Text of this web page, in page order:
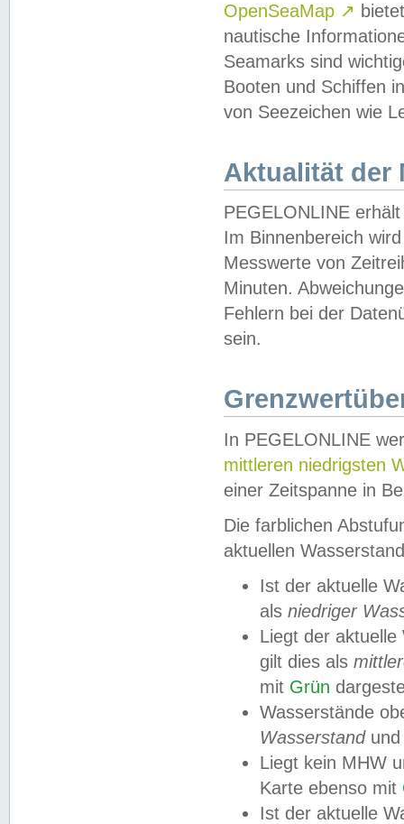
OpenSeaMap ↗
nautische
Seamarks sind
Booten und Schiffen
von Seezeichen wie
Aktualität der
PEGELONLINE
Im Binnenbereich
Messwerte von
Minuten.
Fehlern bei der
sein.
In PEGELONLINE
mittleren niedrigsten
einer Zeitspanne in
Die farblichen
aktuellen
Ist der aktuelle
als niedriger
Liegt der
gilt dies als
mit Grün
Wasserstände
Wasserstandund
Liegt kein MHW
Karte ebenso mit
Ist der aktuelle